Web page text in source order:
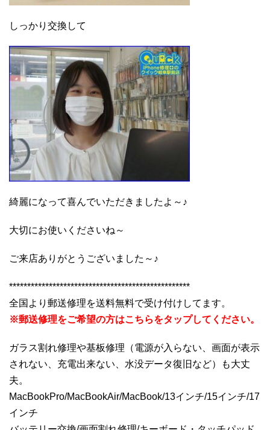
しっかり交換して
綺麗になって喜んでいただきましたよ～♪
大切にお使いくださいね～
ご来店ありがとうございました～♪
**************************************************
全国より郵送修理を送料無料で受け付けしてます。
※郵送修理をご希望の方はこちらをタップしてください。
ガラス割れ修理や基板修理（電源が入らない、画面が表示
されない、充電出来ない、水没データ復旧など）も大丈
夫。
MacBookPro/MacBookAir/MacBook/13インチ/15インチ/17
インチ